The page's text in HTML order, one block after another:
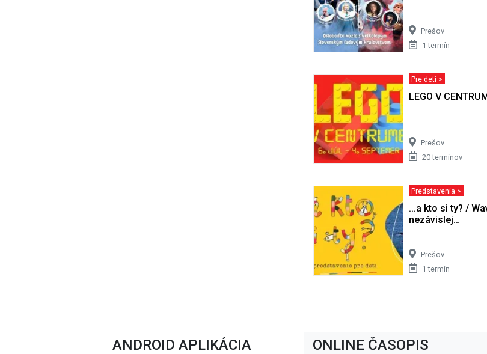
Prešov
1 termín
Pre deti >
LEGO V
Prešov
20 termínov
Predstavenia >
...a kto si ty? /
nezávislej…
Prešov
1 termín
ANDROID APLIKÁCIA ONLINE ČASOPIS